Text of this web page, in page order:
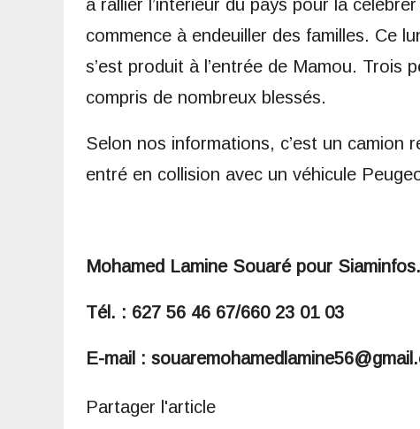
à rallier l’intérieur du pays pour la
commence à endeuiller des familles. Ce
s’est produit à l’entrée de Mamou. Trois
compris de nombreux blessés.
Selon nos informations, c’est un camion
entré en collision avec un véhicule
Mohamed Lamine Souaré pour
Tél. : 627 56 46 67/660 23 01 03
E-mail :
Partager l'article